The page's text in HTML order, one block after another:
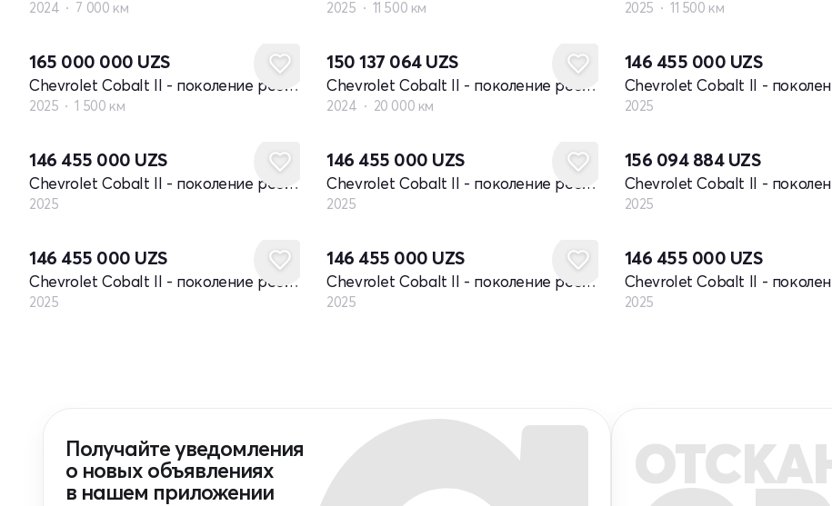
2024 7 000 км 2025 11 500 км 2025 11 500 км
165 000 000 UZS
Chevrolet Cobalt II - поколение рестайлинг
2025 1 500 км
150 137 064 UZS
Chevrolet Cobalt II - поколение рестайлинг
2024 20 000 км
146 455 000 UZS
2025
146 455 000 UZS
Chevrolet Cobalt II - поколение рестайлинг
2025
146 455 000 UZS
Chevrolet Cobalt II - поколение рестайлинг
2025
156 094 884 UZS
2025
146 455 000 UZS
Chevrolet Cobalt II - поколение рестайлинг
2025
146 455 000 UZS
Chevrolet Cobalt II - поколение рестайлинг
2025
146 455 000 UZS
2025
Получайте уведомления
о новых объявлениях
в нашем приложении